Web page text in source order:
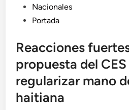
Publicado
en
Nacionales
Portada
Reacciones
propuesta del
regularizar mano
haitiana